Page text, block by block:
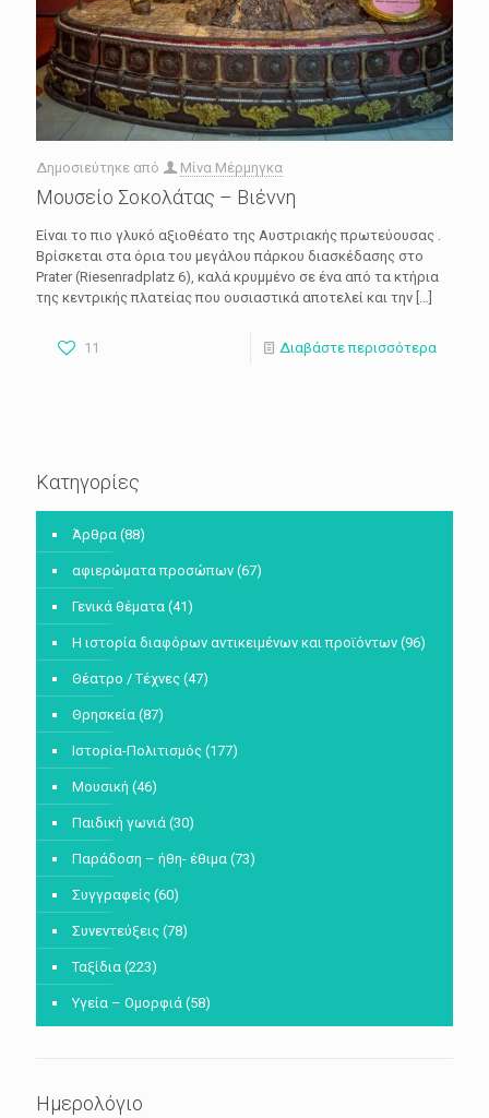
Δημοσιεύτηκε από Μίνα Μέρμηγκα
Μουσείο Σοκολάτας – Βιέννη
Είναι το πιο γλυκό αξιοθέατο της Αυστριακής πρωτεύουσας .
Βρίσκεται στα όρια του μεγάλου πάρκου διασκέδασης στο
Prater (Riesenradplatz 6), καλά κρυμμένο σε ένα από τα κτήρια
της κεντρικής πλατείας που ουσιαστικά αποτελεί και την
11 Διαβάστε περισσότερα
Κατηγορίες
Άρθρα (88)
αφιερώματα προσώπων (67)
Γενικά θέματα (41)
Η ιστορία διαφόρων αντικειμένων και προϊόντων (96)
Θέατρο / Τέχνες (47)
Θρησκεία (87)
Ιστορία-Πολιτισμός (177)
Μουσική (46)
Παιδική γωνιά (30)
Παράδοση – ήθη- έθιμα (73)
Συγγραφείς (60)
Συνεντεύξεις (78)
Ταξίδια (223)
Υγεία – Ομορφιά (58)
Ημερολόγιο